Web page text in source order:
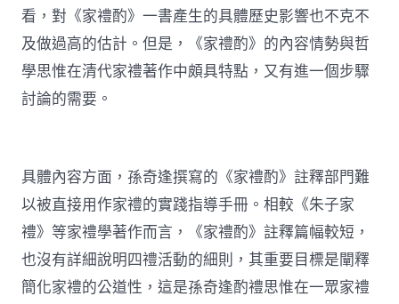
看，對《家禮酌》一書產生的具體歷史影響也不克不
及做過高的估計。但是，《家禮酌》的內容情勢與哲
學思惟在清代家禮著作中頗具特點，又有進一個步驟
討論的需要。
具體內容方面，孫奇逢撰寫的《家禮酌》註釋部門難
以被直接用作家禮的實踐指導手冊。相較《朱子家
禮》等家禮學著作而言，《家禮酌》註釋篇幅較短，
也沒有詳細說明四禮活動的細則，其重要目標是闡釋
簡化家禮的公道性，這是孫奇逢酌禮思惟在一眾家禮